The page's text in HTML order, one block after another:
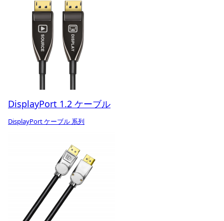
DisplayPort 1.2 ケーブル
DisplayPort ケーブル 系列